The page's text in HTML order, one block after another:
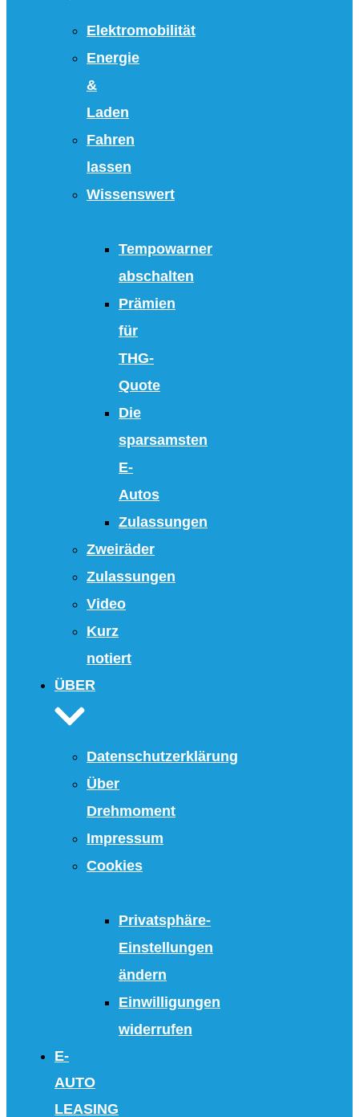
Elektromobilität
Energie
&
Laden
Fahren
lassen
Wissenswert
Tempowarner
abschalten
Prämien
für
THG-
Quote
Die
sparsamsten
E-
Autos
Zulassungen
Zweiräder
Zulassungen
Video
Kurz
notiert
ÜBER
Datenschutzerklärung
Über
Drehmoment
Impressum
Cookies
Privatsphäre-
Einstellungen
ändern
Einwilligungen
widerrufen
E-
AUTO
LEASING